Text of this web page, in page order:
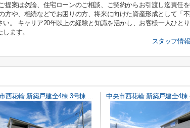
提案は勿論、住宅ローンのご相談、ご契約からお引渡し迄責任
方や、相続などでお困りの方、将来に向けた資産形成として「
。 キャリア20年以上の経験と知識を活かし、お客様一人ひと
ます。
スタッフ情